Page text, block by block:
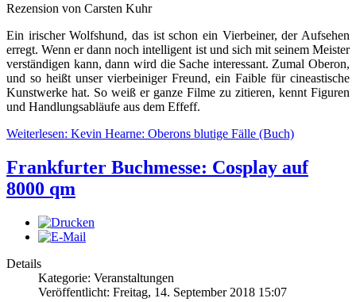
Rezension von Carsten Kuhr
Ein irischer Wolfshund, das ist schon ein Vierbeiner, der Aufsehen
erregt. Wenn er dann noch intelligent ist und sich mit seinem Meister
verständigen kann, dann wird die Sache interessant. Zumal Oberon,
und so heißt unser vierbeiniger Freund, ein Faible für cineastische
Kunstwerke hat. So weiß er ganze Filme zu zitieren, kennt Figuren
und Handlungsabläufe aus dem Effeff.
Weiterlesen: Kevin Hearne: Oberons blutige Fälle (Buch)
Frankfurter Buchmesse: Cosplay auf
8000 qm
Details
Kategorie: Veranstaltungen
Veröffentlicht: Freitag, 14. September 2018 15:07